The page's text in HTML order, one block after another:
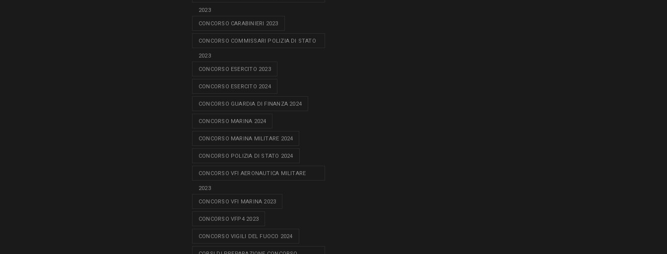
2023
CONCORSO CARABINIERI 2023
CONCORSO COMMISSARI POLIZIA DI STATO
2023
CONCORSO ESERCITO 2023
CONCORSO ESERCITO 2024
CONCORSO GUARDIA DI FINANZA 2024
CONCORSO MARINA 2024
CONCORSO MARINA MILITARE 2024
CONCORSO POLIZIA DI STATO 2024
CONCORSO VFI AERONAUTICA MILITARE
2023
CONCORSO VFI MARINA 2023
CONCORSO VFP4 2023
CONCORSO VIGILI DEL FUOCO 2024